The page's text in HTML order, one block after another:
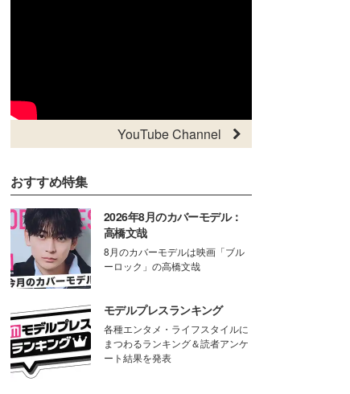
YouTube Channel
おすすめ特集
2026年8月のカバーモデル：
高橋文哉
8月のカバーモデルは映画「ブル
ーロック」の高橋文哉
モデルプレスランキング
各種エンタメ・ライフスタイルに
まつわるランキング＆読者アンケ
ート結果を発表